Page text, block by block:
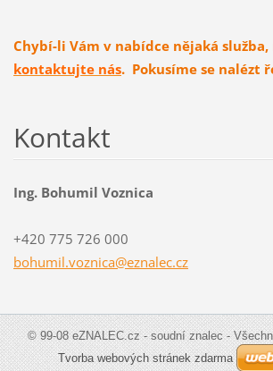
Chybí-li Vám v nabídce nějaká
kontaktujte nás. Pokusíme se nalézt
Kontakt
Ing. Bohumil Voznica
+420 775 726 000
bohumil.voznica@eznalec.cz
© 99-08 eZNALEC.cz - soudní znalec -
Tvorba webových stránek zdarma